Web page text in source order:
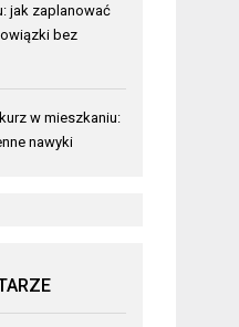
jak zaplanować
bez
w mieszkaniu:
nawyki